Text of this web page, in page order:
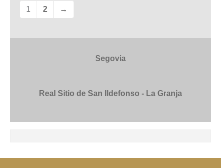
1 2 →
Segovia
Real Sitio de San Ildefonso - La Granja